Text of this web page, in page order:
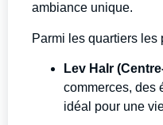
ambiance unique.
Parmi les quartiers les
Lev HaIr
commerces, des
idéal pour une